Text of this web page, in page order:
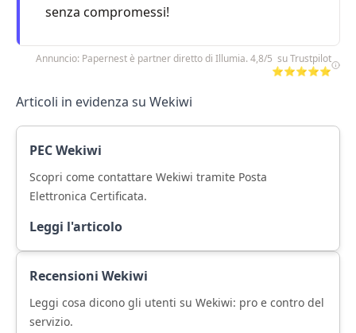
senza compromessi!
Annuncio: Papernest è partner diretto di Illumia. 4,8/5 su Trustpilot
⭐⭐⭐⭐⭐
Articoli in evidenza su Wekiwi
PEC Wekiwi
Scopri come contattare Wekiwi tramite Posta
Elettronica Certificata.
Leggi l'articolo
Recensioni Wekiwi
Leggi cosa dicono gli utenti su Wekiwi: pro e contro del
servizio.